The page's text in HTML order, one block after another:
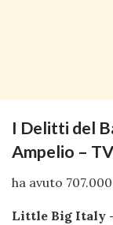
I Delitti del
Ampelio –
ha avuto
Little Big Italy